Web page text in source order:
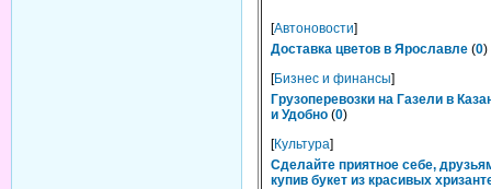
[Автоновости]
Доставка цветов в Ярославле (0)
[Бизнес и финансы]
Грузоперевозки на Газели в
и Удобно (0)
[Культура]
Сделайте приятное себе,
купив букет из красивых